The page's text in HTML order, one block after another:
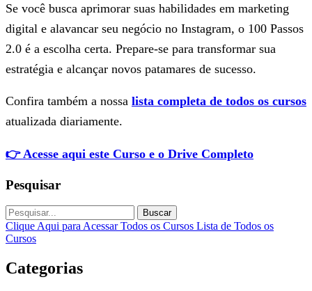
Se você busca aprimorar suas habilidades em marketing
digital e alavancar seu negócio no Instagram, o 100 Passos
2.0 é a escolha certa. Prepare-se para transformar sua
estratégia e alcançar novos patamares de sucesso.
Confira também a nossa lista completa de todos os cursos
atualizada diariamente.
👉 Acesse aqui este Curso e o Drive Completo
Pesquisar
Buscar
Clique Aqui para Acessar Todos os Cursos Lista de Todos os
Cursos
Categorias